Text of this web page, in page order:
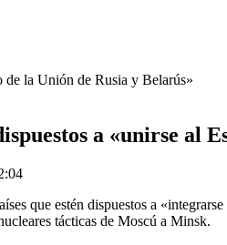
a «unirse al
que estén dispuestos a
tácticas de Moscú a Minsk.